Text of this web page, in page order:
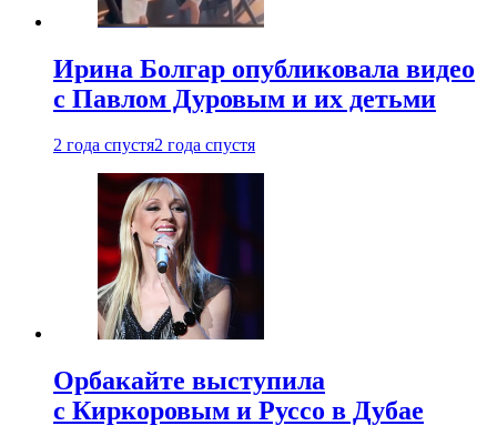
Ирина Болгар опубликовала видео
с Павлом Дуровым и их детьми
2 года спустя2 года спустя
Орбакайте выступила
с Киркоровым и Руссо в Дубае